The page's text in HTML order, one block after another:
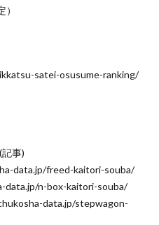
satei-osusume-ranking/
事)
data.jp/freed-kaitori-souba/
data.jp/n-box-kaitori-souba/
data.jp/stepwagon-